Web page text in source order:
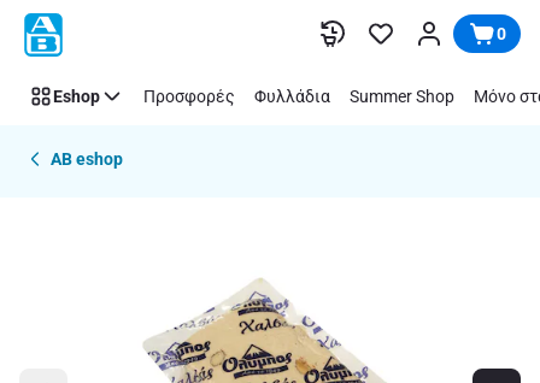
Παράλειψη 0
Eshop Προσφορές Φυλλάδια Summer Shop Μόνο
AB eshop